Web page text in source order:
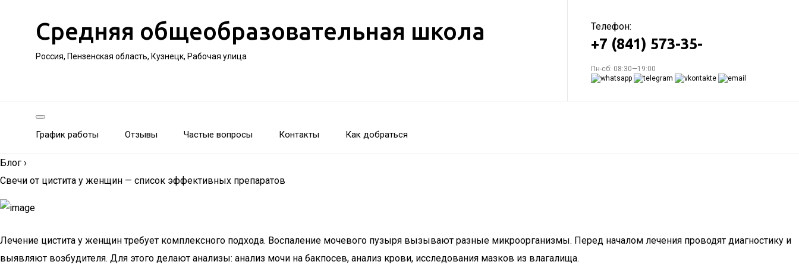
Средняя общеобразовательная школа
Россия, Пензенская область, Кузнецк, Рабочая улица
Телефон:
+7 (841) 573-35-
Пн-сб: 08:30—19:00
График работы Отзывы Частые вопросы Контакты Как добраться
Блог ›
Свечи от цистита у женщин — список эффективных препаратов
Лечение цистита у женщин требует комплексного подхода. Воспаление мочевого пузыря вызывают разные микроорганизмы. Перед началом лечения проводят диагностику и
выявляют возбудителя. Для этого делают анализы: анализ мочи на бакпосев, анализ крови, исследования мазков из влагалища.